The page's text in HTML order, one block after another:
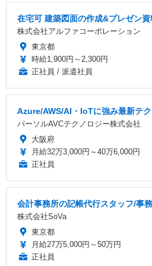
在宅可 建築図面の作成&プレゼン
株式会社アルファコーポレーション
東京都
時給1,900円～2,300円
正社員 / 派遣社員
Azure/AWS/AI・IoTに強み最新テ
パーソルAVCテクノロジー株式会社
大阪府
月給32万3,000円～40万6,000円
正社員
会計事務所の記帳代行スタッフ/事
株式会社SoVa
東京都
月給27万5,000円～50万円
正社員